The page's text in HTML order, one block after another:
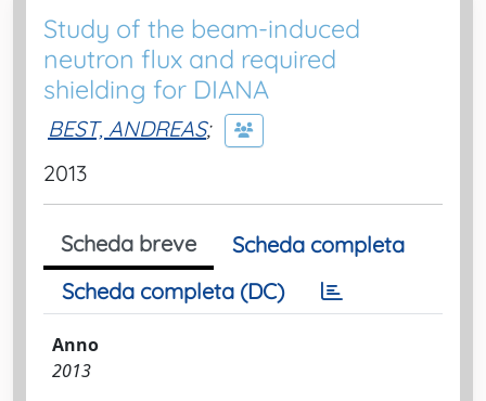
Study of the beam-induced
neutron flux and required
shielding for DIANA
BEST, ANDREAS;
2013
Scheda breve
Scheda completa
Scheda completa (DC)
Anno
2013